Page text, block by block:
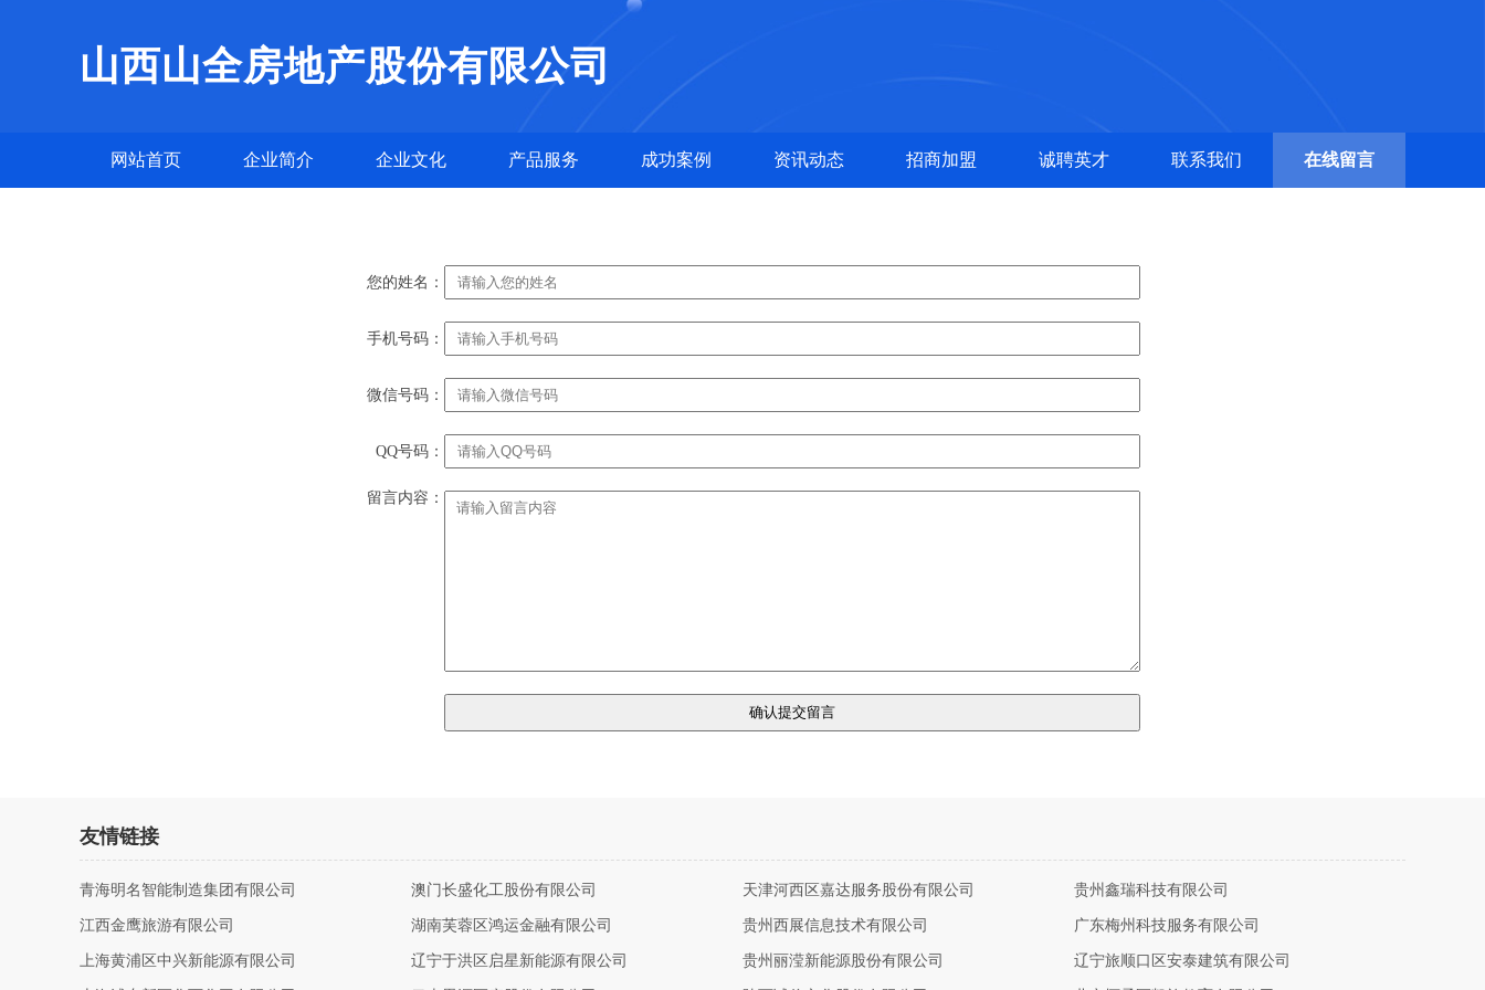
山西山全房地产股份有限公司
网站首页 企业简介 企业文化 产品服务 成功案例 资讯动态 招商加盟 诚聘英才 联系我们 在线留言
您的姓名：
手机号码：
微信号码：
QQ号码：
留言内容：
友情链接
青海明名智能制造集团有限公司 澳门长盛化工股份有限公司 天津河西区嘉达服务股份有限公司 贵州鑫瑞科技有限公司
江西金鹰旅游有限公司 湖南芙蓉区鸿运金融有限公司 贵州西展信息技术有限公司 广东梅州科技服务有限公司
上海黄浦区中兴新能源有限公司 辽宁于洪区启星新能源有限公司 贵州丽滢新能源股份有限公司 辽宁旅顺口区安泰建筑有限公司